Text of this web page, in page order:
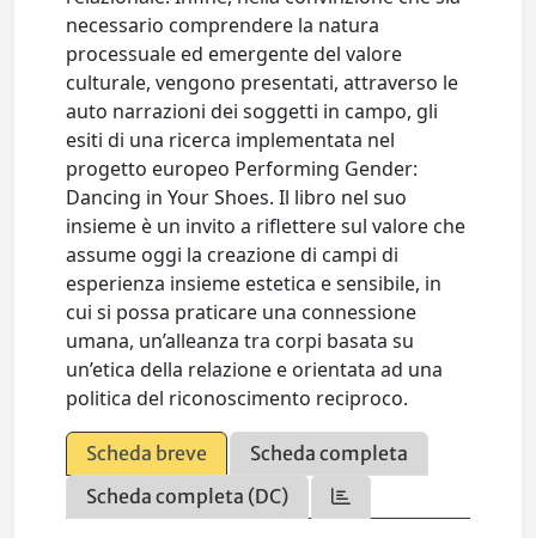
necessario comprendere la natura
processuale ed emergente del valore
culturale, vengono presentati, attraverso le
auto narrazioni dei soggetti in campo, gli
esiti di una ricerca implementata nel
progetto europeo Performing Gender:
Dancing in Your Shoes. Il libro nel suo
insieme è un invito a riflettere sul valore che
assume oggi la creazione di campi di
esperienza insieme estetica e sensibile, in
cui si possa praticare una connessione
umana, un’alleanza tra corpi basata su
un’etica della relazione e orientata ad una
politica del riconoscimento reciproco.
Scheda breve
Scheda completa
Scheda completa (DC)